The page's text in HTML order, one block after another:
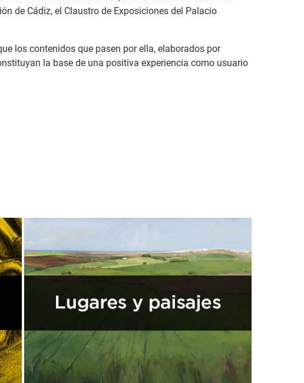
de Cádiz, el Claustro de Exposiciones del Palacio
los contenidos que pasen por ella, elaborados por
la base de una positiva experiencia como usuario